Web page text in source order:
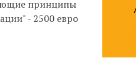
принципы
- 2500 евро